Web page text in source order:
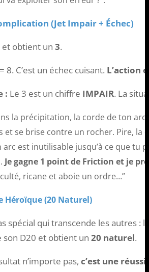
(Jet Impair + Échec)
et obtient un 3.
8. C’est un échec cuisant. L’action
: Le 3 est un chiffre IMPAIR. La
la précipitation, la corde de ton
et se brise contre un rocher. Pire, la
arc est inutilisable jusqu’à ce que tu
Je gagne 1 point de Friction et je
ricane et aboie un ordre…”
Héroïque (20 Naturel)
spécial qui transcende les autres :
son D20 et obtient un 20 naturel.
n’importe pas, c’est une